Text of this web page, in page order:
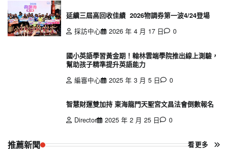
延續三屆高回收佳績 2026物調券第一波4/24登場
採訪中心
2026 年 4 月 17 日 0
國小英語學習黃金期！翰林雲端學院推出線上測驗，
幫助孩子精準提升英語能力
編審中心
2025 年 3 月 5 日 0
智慧財運雙加持 東海龍門天聖宮文昌法會倒數報名
Director
2025 年 2 月 25 日 0
推薦新聞 看更多